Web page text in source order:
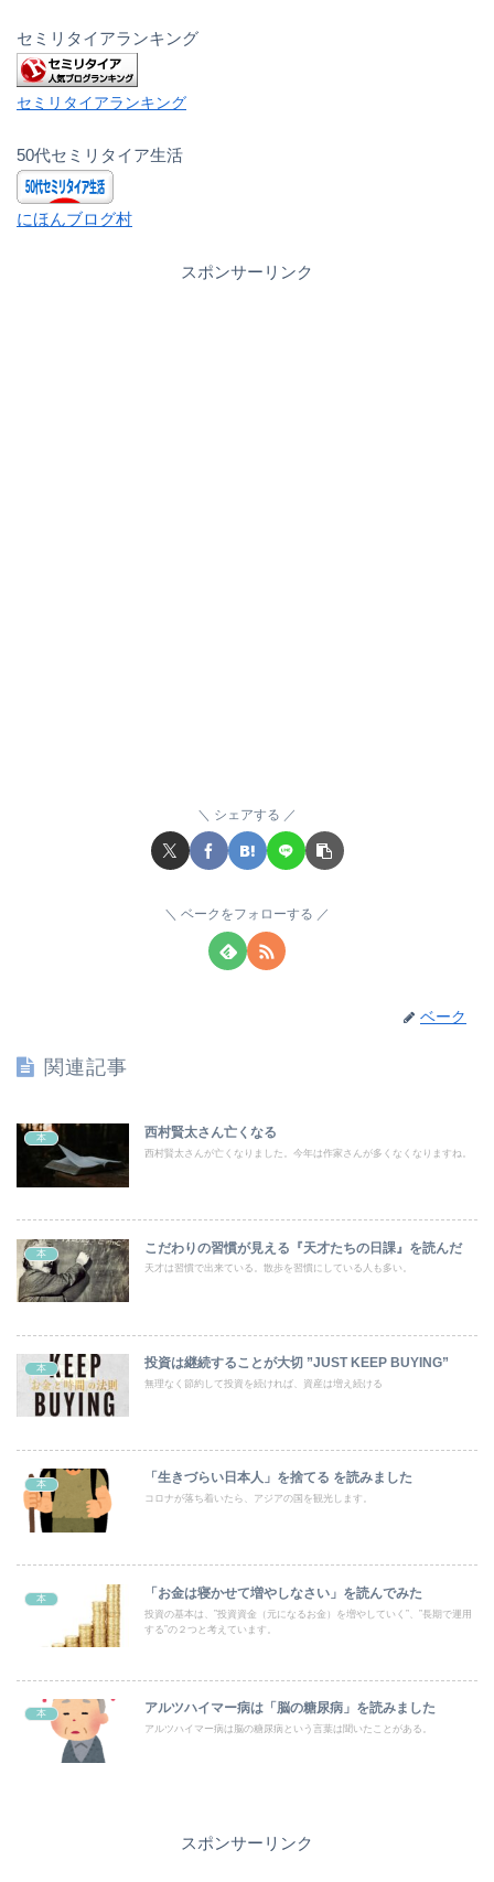
セミリタイアランキング
セミリタイアランキング
50代セミリタイア生活
にほんブログ村
スポンサーリンク
シェアする
ベークをフォローする
ベーク
関連記事
本 西村賢太さん亡くなる
西村賢太さんが亡くなりました。今年は作家さんが多くなくなりますね。
本 こだわりの習慣が見える『天才たちの日課』を読んだ
天才は習慣で出来ている。散歩を習慣にしている人も多い。
本 投資は継続することが大切 ”JUST KEEP BUYING”
無理なく節約して投資を続ければ、資産は増え続ける
本 「生きづらい日本人」を捨てる を読みました
コロナが落ち着いたら、アジアの国を観光します。
本 「お金は寝かせて増やしなさい」を読んでみた
投資の基本は、”投資資金（元になるお金）を増やしていく”、”長期で運用
する”の２つと考えています。
本 アルツハイマー病は「脳の糖尿病」を読みました
アルツハイマー病は脳の糖尿病という言葉は聞いたことがある。
スポンサーリンク